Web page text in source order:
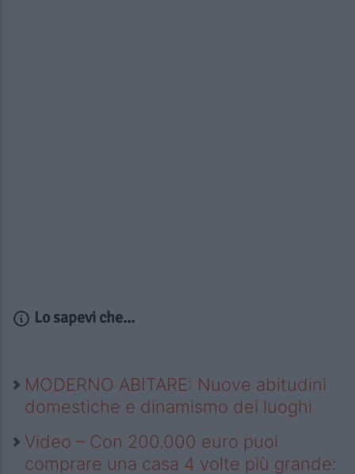
Lo sapevi che...
MODERNO ABITARE: Nuove abitudini
domestiche e dinamismo dei luoghi
Video – Con 200.000 euro puoi
comprare una casa 4 volte più grande: